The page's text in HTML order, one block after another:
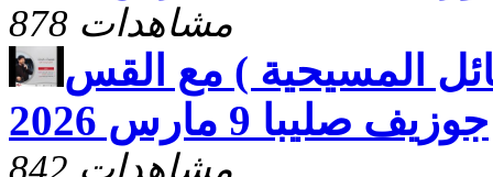
878 مشاهدات
المسيحية ) مع القس
جوزيف صليبا 9 مارس 2026
842 مشاهدات